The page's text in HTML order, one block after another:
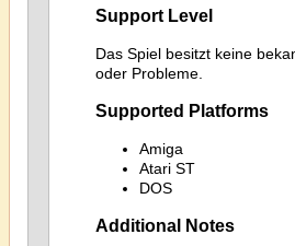
Support Level
Das Spiel besitzt keine
oder Probleme.
Supported Platforms
Amiga
Atari ST
DOS
Additional Notes